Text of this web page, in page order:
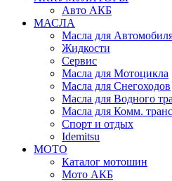
Авто АКБ
МАСЛА
Масла для
Жидкости
Сервис
Масла для Мотоцикла
Масла для Снегоходов
Масла для Водного
Масла для Комм.
Спорт и отдых
Idemitsu
МОТО
Каталог мотошин
Мото АКБ